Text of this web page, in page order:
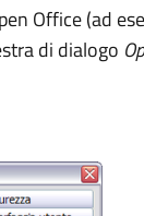
Office (ad
di dialogo